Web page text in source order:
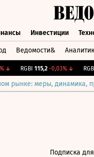
Инвестиции
Ведомости&
↓ RGBI 115,2 -0,03%↓
рынке: меры, динамика,
Подписка